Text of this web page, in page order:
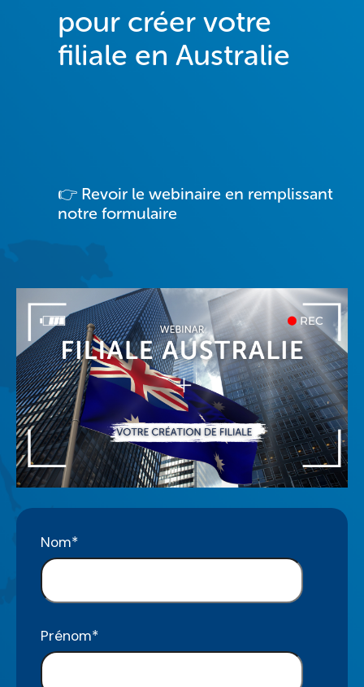
pour créer votre
filiale en Australie
👉 Revoir le webinaire en remplissant
notre formulaire
Nom*
Prénom*